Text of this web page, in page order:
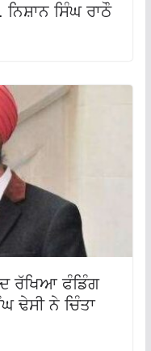
ਸਿੰਘ ਰਾਠੌ
ਰੱਖਿਆ ਫੰਡਿੰਗ
ਢੇਸੀ ਨੇ ਚਿੰਤਾ